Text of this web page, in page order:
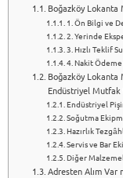
Boğazköy Lokanta
1. Ön Bilgi ve
2. Yerinde
3. Hızlı Teklif
4. Nakit Ödeme
Boğazköy Lokanta
Endüstriyel Mutfak
Endüstriyel
Soğutma
Hazırlık
Servis ve Bar
Diğer
Adresten Alım Var